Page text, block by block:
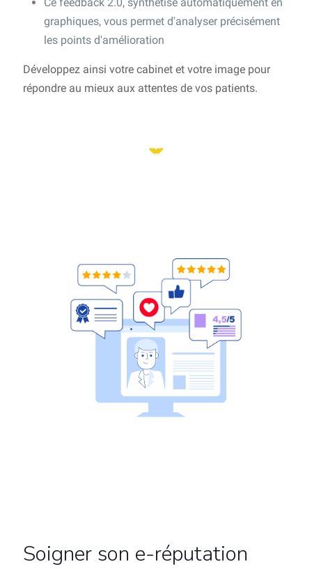
graphiques, vous permet d'analyser précisément
les points d'amélioration
Développez ainsi votre cabinet et votre image pour
répondre au mieux aux attentes de vos patients.
Soigner son e-réputation